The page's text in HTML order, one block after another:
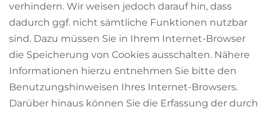
verhindern. Wir weisen jedoch darauf hin, dass
dadurch ggf. nicht sämtliche Funktionen nutzbar
sind. Dazu müssen Sie in Ihrem Internet-Browser
die Speicherung von Cookies ausschalten. Nähere
Informationen hierzu entnehmen Sie bitte den
Benutzungshinweisen Ihres Internet-Browsers.
Darüber hinaus können Sie die Erfassung der durch